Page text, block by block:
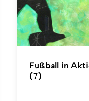
Fußball in
(7)